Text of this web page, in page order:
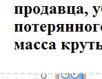
ни в Китае,
узнать она
Ответить